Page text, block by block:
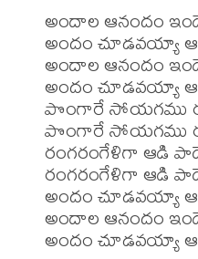
అందాల ఆనందం
అందం చూడవయ్యా
అందాల ఆనందం
అందం చూడవయ్యా
పొంగారే సోయగము
పొంగారే సోయగము
రంగరంగేళిగా ఆడి
రంగరంగేళిగా ఆడి
అందం చూడవయ్యా
అందాల ఆనందం
అందం చూడవయ్యా